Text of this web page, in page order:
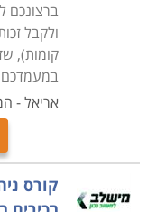
ברצונכם
קומות),
במעמדכם
אריאל -
קורס